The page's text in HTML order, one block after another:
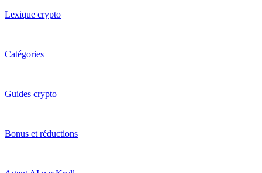
Lexique crypto
Catégories
Guides crypto
Bonus et réductions